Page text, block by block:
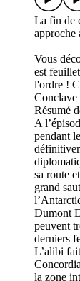
La fin de
approche
Vous
est
l'ordre !
Conclave
Résumé
A
pendant
sa route
grand
Dumont
peuvent
derniers
L’alibi
la zone